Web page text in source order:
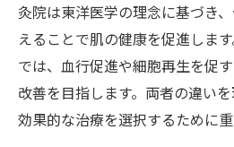
灸院は東洋医学の理念に基づき
えることで肌の健康を促進しま
では、血行促進や細胞再生を促
改善を目指します。両者の違い
効果的な治療を選択するために重